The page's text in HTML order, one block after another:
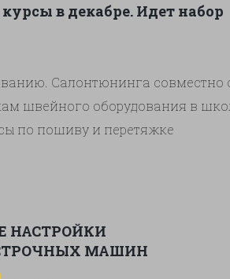
нить верхнюю или нижнюю. Рвет …
в декабре. Идет набор
Салонтюнинга совместно
швейного оборудования в
по пошиву и перетяжке
на швейном оборудовании. Добро
НАСТРОЙКИ
МАШИН